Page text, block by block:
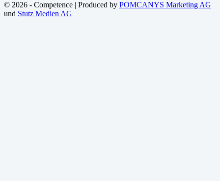
© 2026 - Competence | Produced by POMCANYS Marketing AG
und Stutz Medien AG